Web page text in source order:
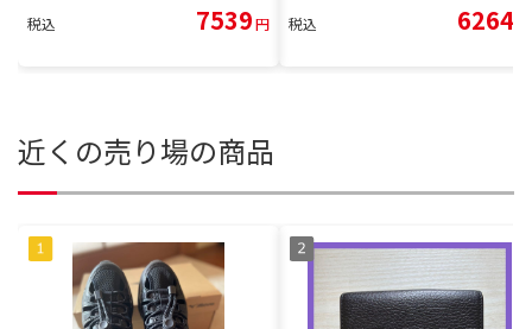
税込 7539円 税込 6264
近くの売り場の商品